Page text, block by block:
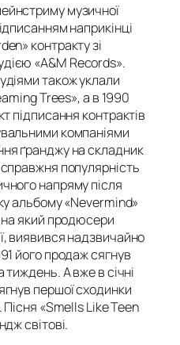
музичної
наприкінці
контракту зі
«A&M Records».
також уклали
Trees», а в 1990
підписання контрактів
компаніями
ґранджу на складник
популярність
напряму після
альбому «Nevermind»
який продюсери
виявився надзвичайно
його продаж сягнув
тиждень. А вже в січні
першої сходинки
«Smells Like Teen
світові.